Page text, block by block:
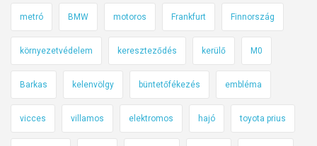
e
i
s
metró BMW motoros Frankfurt Finnország
környezetvédelem kereszteződés kerülő M0
Barkas kelenvölgy büntetőfékezés embléma
vicces villamos elektromos hajó toyota prius